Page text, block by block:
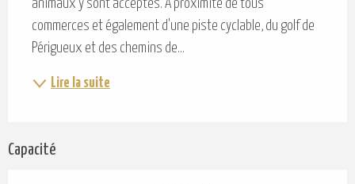
animaux y sont acceptés. À proximité de tous
commerces et également d'une piste cyclable, du golf de
Périgueux et des chemins de...
Lire la suite
Capacité